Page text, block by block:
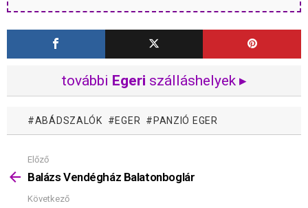
további Egeri szálláshelyek ▸
ABÁDSZALÓK EGER PANZIÓ EGER
Mutass
többet
Előző
Balázs Vendégház Balatonboglár
Következő